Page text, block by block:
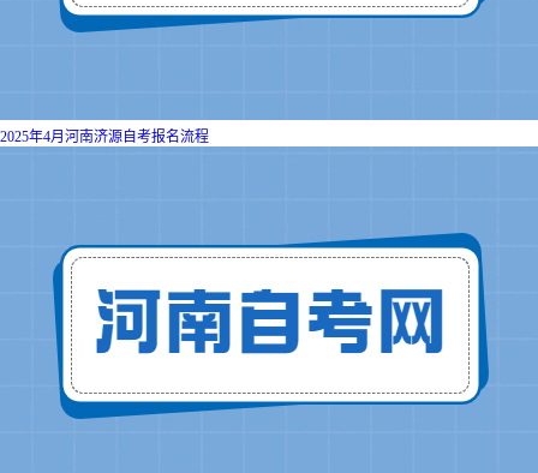
2025年4月河南济源自考报名流程